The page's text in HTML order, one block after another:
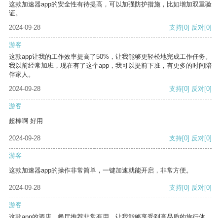
这款加速器app的安全性有待提高，可以加强防护措施，比如增加双重验
证。
2024-09-28
支持[0] 反对[0]
游客
这款app让我的工作效率提高了50%，让我能够更轻松地完成工作任务。
我以前经常加班，现在有了这个app，我可以提前下班，有更多的时间陪
伴家人。
2024-09-28
支持[0] 反对[0]
游客
超棒啊 好用
2024-09-28 支持[0] 反对[0]
游客
这款加速器app的操作非常简单，一键加速就能开启，非常方便。
2024-09-28 支持[0] 反对[0]
游客